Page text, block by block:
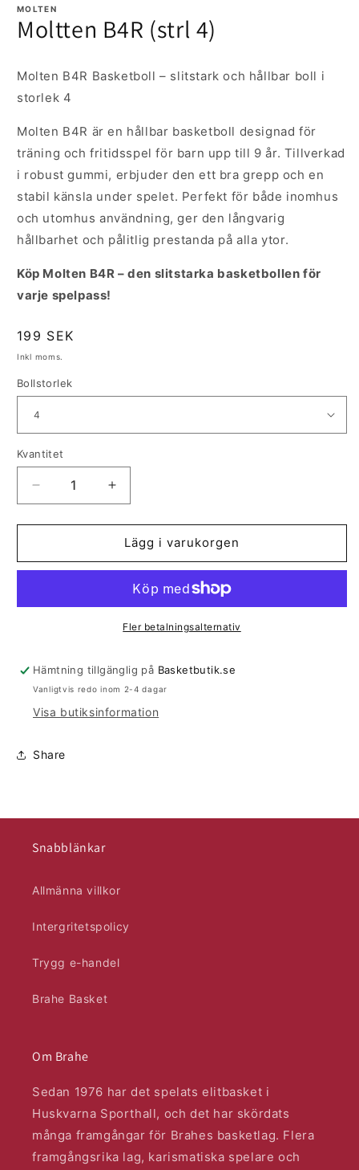
1
i
modalfönster
MOLTEN
Moltten B4R (strl 4)
Molten B4R Basketboll – slitstark och hållbar boll i
storlek 4
Molten B4R är en hållbar basketboll designad för
träning och fritidsspel för barn upp till 9 år. Tillverkad
i robust gummi, erbjuder den ett bra grepp och en
stabil känsla under spelet. Perfekt för både inomhus
och utomhus användning, ger den långvarig
hållbarhet och pålitlig prestanda på alla ytor.
Köp Molten B4R – den slitstarka basketbollen för
varje spelpass!
Ordinarie
pris
199 SEK
Inkl moms.
Bollstorlek
Kvantitet
Kvantitet
Minska
kvantitet
för
B4R
Öka
kvantitet
för
Moltten
B4R
Lägg i varukorgen
Fler betalningsalternativ
Hämtning tillgänglig på Basketbutik.se
Vanligtvis redo inom 2-4 dagar
Visa butiksinformation
Share
Snabblänkar
Allmänna villkor
Intergritetspolicy
Trygg e-handel
Brahe Basket
Om Brahe
Sedan 1976 har det spelats elitbasket i
Huskvarna Sporthall, och det har skördats
många framgångar för Brahes basketlag. Flera
framgångsrika lag, karismatiska spelare och